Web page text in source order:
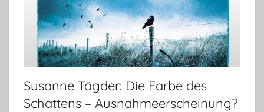
Susanne Tägder: Die Farbe des
Schattens – Ausnahmeerscheinung?